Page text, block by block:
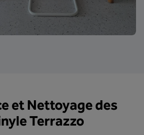
et Nettoyage des
Terrazzo